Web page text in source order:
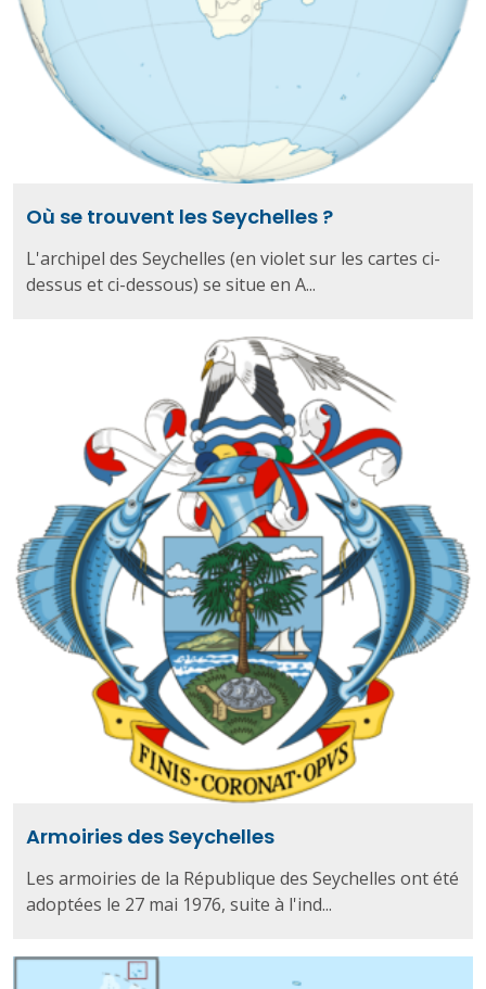
Où se trouvent les Seychelles ?
L'archipel des Seychelles (en violet sur les cartes ci-
dessus et ci-dessous) se situe en A...
Armoiries des Seychelles
Les armoiries de la République des Seychelles ont été
adoptées le 27 mai 1976, suite à l'ind...